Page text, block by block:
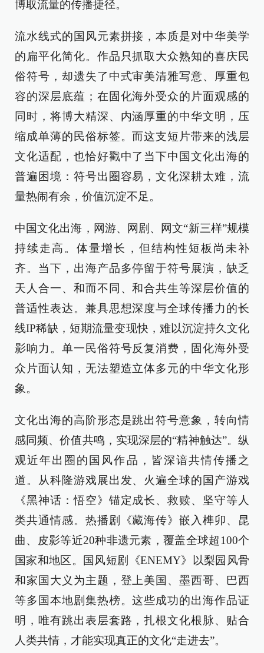
博取流量的传播捷径。
流水线式的国风元素拼接，本质是对中华美学
的扁平化简化。作品只抓取大众熟知的喜庆民
俗符号，却遗失了中式审美清雅写意、厚重包
容的深层底蕴；在固化海外受众的片面观感的
同时，将博大精深、内涵厚重的中华文明，压
缩成单薄的民俗标签。而这支短片带来的浅层
文化适配，也恰好戳中了当下中国文化出海的
普遍困境：符号出圈容易，文化深耕太难，流
量热闹有余，价值沉淀不足。
中国文化出海，网游、网剧、网文“新三样”规模
持续走高。体量增长，但结构性短板尚未补
齐。当下，出海产品多停留于符号展演，缺乏
天人合一、和而不同、和合共生等深层价值的
普适性表达。兼具思想深度与全球传播力的长
线IP稀缺，短期流量变现快，难以沉淀持久文化
影响力。单一民俗符号反复消费，固化海外受
众片面认知，无法塑造立体多元的中华文化形
象。
文化出海的高阶形态是跳出符号意象，转向情
感同频、价值共鸣，实现深层的“精神触达”。纵
观近年出圈的国风作品，皆深谙共情传播之
道。从科隆游戏展出发、火遍全球的国产游戏
《黑神话：悟空》锚定成长、救赎、坚守等人
类共通情感。热播剧《藏海传》嵌入榫卯、昆
曲、皮影等近20种非遗元素，覆盖全球超100个
国家和地区。国风短剧《ENEMY》以梨园风骨
和家国大义为主题，登上美国、墨西哥、巴西
等多国本地剧集热榜。这些成功的出海作品证
明，唯有跳出表层套路，扎根文化根脉、贴合
人类共情，才能实现真正的文化“走进去”。